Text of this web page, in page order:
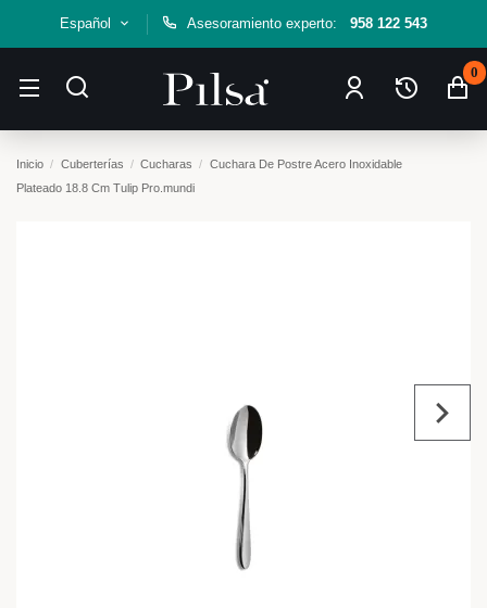
Español Asesoramiento experto: 958 122 543
0
Inicio Cuberterías Cucharas
Cuchara De Postre Acero Inoxidable
Plateado 18.8 Cm Tulip Pro.mundi